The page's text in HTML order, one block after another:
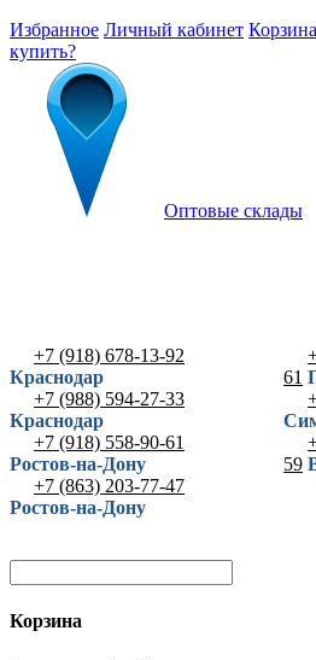
Избранное Личный кабинет Корзина
купить?
Оптовые склады
+7 (918) 678-13-92
Краснодар
+7 (988) 594-27-33
Краснодар
+7 (918) 558-90-61
Ростов-на-Дону
+7 (863) 203-77-47
Ростов-на-Дону
61
59
Корзина